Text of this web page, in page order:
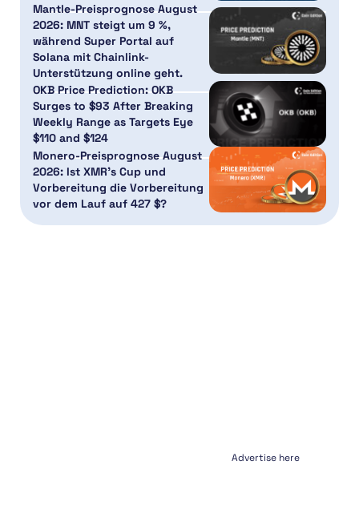
Mantle-Preisprognose August
2026: MNT steigt um 9 %,
während Super Portal auf
Solana mit Chainlink-
Unterstützung online geht.
OKB Price Prediction: OKB
Surges to $93 After Breaking
Weekly Range as Targets Eye
$110 and $124
Monero-Preisprognose August
2026: Ist XMR’s Cup und
Vorbereitung die Vorbereitung
vor dem Lauf auf 427 $?
Advertise here